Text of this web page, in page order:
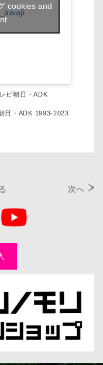
cookies and
ビ朝日・ADK
日・ADK 1993-2023
次へ